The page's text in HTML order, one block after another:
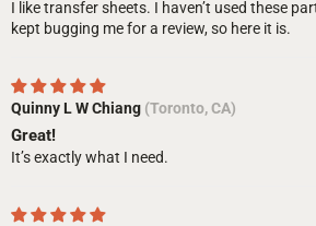
I like transfer sheets. I haven’t used these
kept bugging me for a review, so here it is.
Quinny L W Chiang (Toronto, CA)
Great!
It’s exactly what I need.